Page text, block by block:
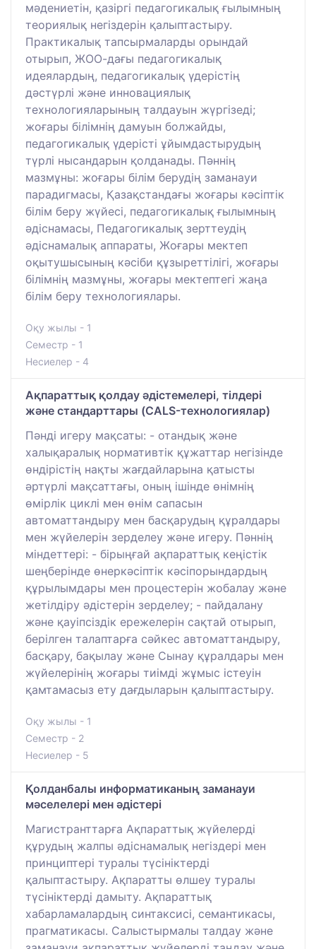
мәдениетін, қазіргі педагогикалық ғылымның
теориялық негіздерін қалыптастыру.
Практикалық тапсырмаларды орындай
отырып, ЖОО-дағы педагогикалық
идеялардың, педагогикалық үдерістің
дәстүрлі және инновациялық
технологияларының талдауын жүргізеді;
жоғары білімнің дамуын болжайды,
педагогикалық үдерісті ұйымдастырудың
түрлі нысандарын қолданады. Пәннің
мазмұны: жоғары білім берудің заманауи
парадигмасы, Қазақстандағы жоғары кәсіптік
білім беру жүйесі, педагогикалық ғылымның
әдіснамасы, Педагогикалық зерттеудің
әдіснамалық аппараты, Жоғары мектеп
оқытушысының кәсіби құзыреттілігі, жоғары
білімнің мазмұны, жоғары мектептегі жаңа
білім беру технологиялары.
Оқу жылы - 1
Семестр - 1
Несиелер - 4
Ақпараттық қолдау әдістемелері, тілдері
және стандарттары (CALS-технологиялар)
Пәнді игеру мақсаты: - отандық және
халықаралық нормативтік құжаттар негізінде
өндірістің нақты жағдайларына қатысты
әртүрлі мақсаттағы, оның ішінде өнімнің
өмірлік циклі мен өнім сапасын
автоматтандыру мен басқарудың құралдары
мен жүйелерін зерделеу және игеру. Пәннің
міндеттері: - бірыңғай ақпараттық кеңістік
шеңберінде өнеркәсіптік кәсіпорындардың
құрылымдары мен процестерін жобалау және
жетілдіру әдістерін зерделеу; - пайдалану
және қауіпсіздік ережелерін сақтай отырып,
берілген талаптарға сәйкес автоматтандыру,
басқару, бақылау және Сынау құралдары мен
жүйелерінің жоғары тиімді жұмыс істеуін
қамтамасыз ету дағдыларын қалыптастыру.
Оқу жылы - 1
Семестр - 2
Несиелер - 5
Қолданбалы информатиканың заманауи
мәселелері мен әдістері
Магистранттарға Ақпараттық жүйелерді
құрудың жалпы әдіснамалық негіздері мен
принциптері туралы түсініктерді
қалыптастыру. Ақпаратты өлшеу туралы
түсініктерді дамыту. Ақпараттық
хабарламалардың синтаксисі, семантикасы,
прагматикасы. Салыстырмалы талдау және